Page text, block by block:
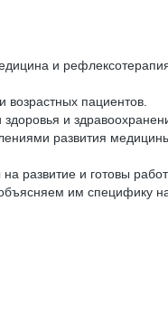
и
пациентов.
и
развития
развитие и готовы
им специфику